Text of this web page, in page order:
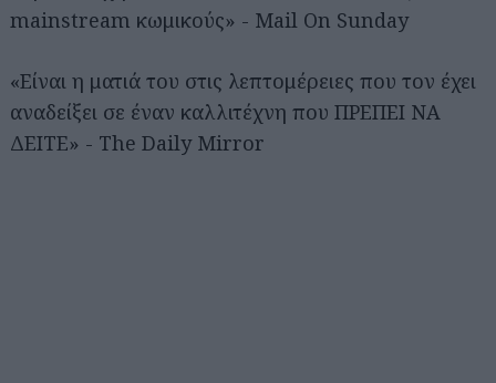
mainstream κωμικούς» - Mail On Sunday
«Είναι η ματιά του στις λεπτομέρειες που τον έχει
αναδείξει σε έναν καλλιτέχνη που ΠΡΕΠΕΙ ΝΑ
ΔΕΙΤΕ» - The Daily Mirror